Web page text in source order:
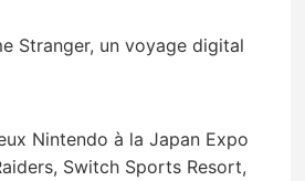
Stranger, un voyage digital
Nintendo à la Japan Expo
Switch Sports Resort,